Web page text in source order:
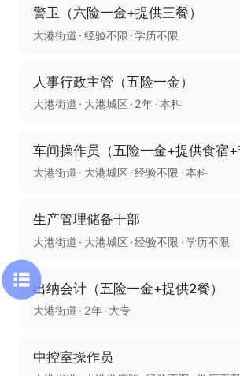
警卫（六险一金+提供三餐）
大港街道 经验不限 学历不限
人事行政主管（五险一金）
大港街道 大港城区 2年 本科
大港街道 大港城区 经验不限 本科
生产管理储备干部
大港街道 大港城区 经验不限 学历不限
出纳会计（五险一金+提供2餐）
大港街道 2年 大专
中控室操作员